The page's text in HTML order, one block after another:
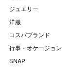
ジュエリー
洋服
コスパブランド
行事・オケージョン
SNAP